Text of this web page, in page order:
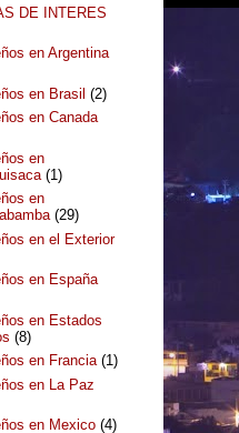
DE INTERES
en Argentina
en Brasil (2)
en Canada
en
(1)
en
(29)
en el Exterior
en España
en Estados
(8)
en Francia (1)
en La Paz
en Mexico (4)